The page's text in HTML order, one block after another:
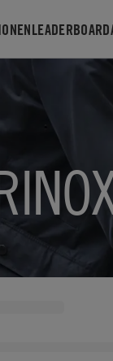
LEADERBOARD